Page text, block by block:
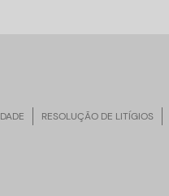
RESOLUÇÃO DE LITÍGIOS